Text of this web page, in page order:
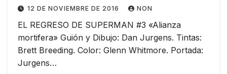
12 DE NOVIEMBRE DE 2016 NON
EL REGRESO DE SUPERMAN #3 «Alianza
mortifera» Guión y Dibujo: Dan Jurgens. Tintas:
Brett Breeding. Color: Glenn Whitmore. Portada:
Jurgens…